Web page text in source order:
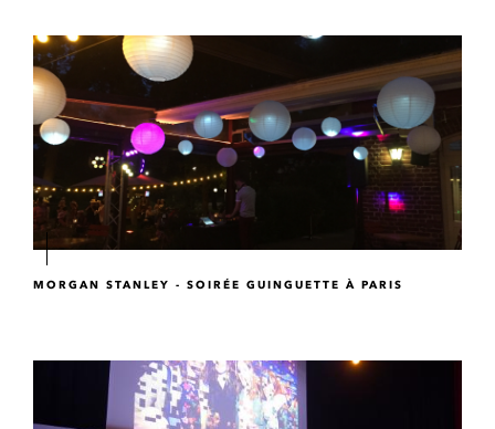
MORGAN STANLEY - SOIRÉE GUINGUETTE À PARIS